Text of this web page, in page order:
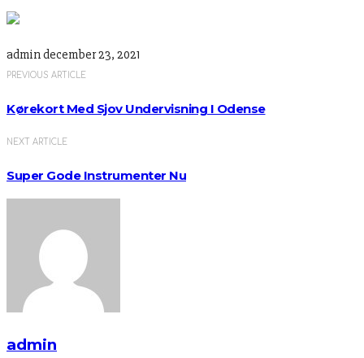
admindecember 23, 2021
PREVIOUS ARTICLE
Kørekort Med Sjov Undervisning I Odense
NEXT ARTICLE
Super Gode Instrumenter Nu
admin